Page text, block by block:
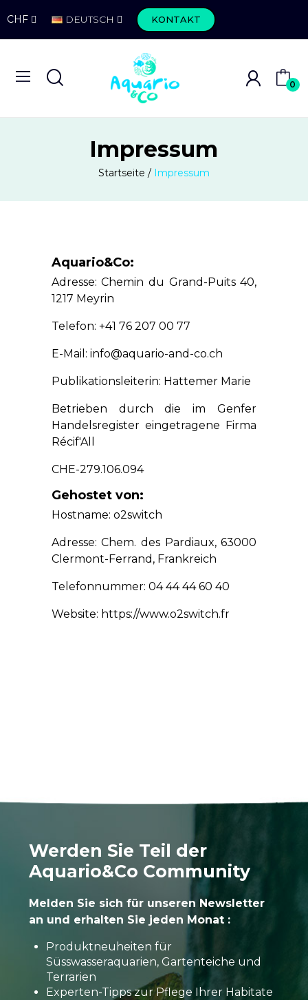
CHF DEUTSCH KONTAKT
0
Impressum
Startseite Impressum
Aquario&Co:
Adresse: Chemin du Grand-Puits 40,
1217 Meyrin
Telefon: +41 76 207 00 77
E-Mail: info@aquario-and-co.ch
Publikationsleiterin: Hattemer Marie
Betrieben durch die im Genfer
Handelsregister eingetragene Firma
Récif'All
CHE-279.106.094
Gehostet von:
Hostname: o2switch
Adresse: Chem. des Pardiaux, 63000
Clermont-Ferrand, Frankreich
Telefonnummer: 04 44 44 60 40
Website: https://www.o2switch.fr
Werden Sie Teil der
Aquario&Co Community
Melden Sie sich für unseren Newsletter
an und erhalten Sie jeden Monat :
Produktneuheiten für
Süsswasseraquarien, Gartenteiche und
Terrarien
Experten-Tipps zur Pflege Ihrer Habitate